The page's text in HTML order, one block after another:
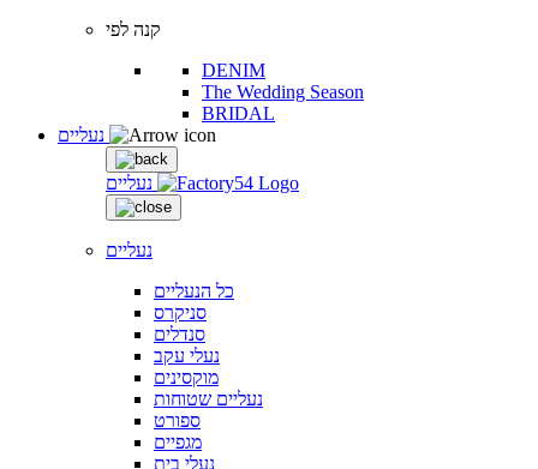
קנה לפי
DENIM
The Wedding Season
BRIDAL
נעליים
נעליים
כל הנעליים
סניקרס
סנדלים
נעלי עקב
מוקסינים
נעליים שטוחות
ספורט
מגפיים
נעלי בית